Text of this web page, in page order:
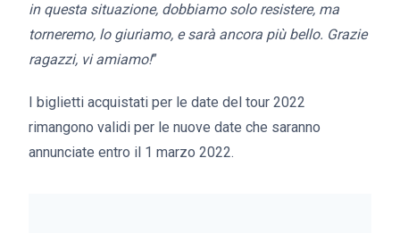
in questa situazione, dobbiamo solo resistere, ma
torneremo, lo giuriamo, e sarà ancora più bello. Grazie
ragazzi, vi amiamo!”
I biglietti acquistati per le date del tour 2022
rimangono validi per le nuove date che saranno
annunciate entro il 1 marzo 2022.